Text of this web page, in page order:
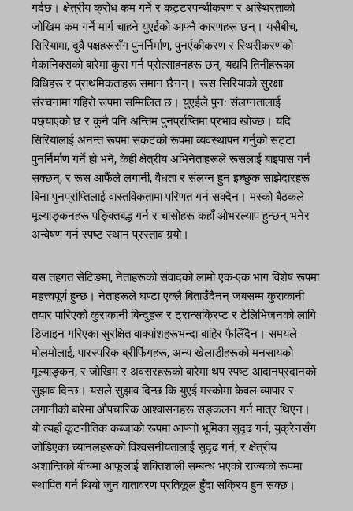
गर्दछ। क्षेत्रीय क्रोध कम गर्ने र कट्टरपन्थीकरण र अस्थिरताको
जोखिम कम गर्ने मार्ग चाहने युएईको आफ्नै कारणहरू छन्। यसैबीच,
सिरियामा, दुवै पक्षहरूसँग पुनर्निर्माण, पुनर्एकीकरण र स्थिरीकरणको
मेकानिक्सको बारेमा कुरा गर्न प्रोत्साहनहरू छन्, यद्यपि तिनीहरूका
विधिहरू र प्राथमिकताहरू समान छैनन्। रूस सिरियाको सुरक्षा
संरचनामा गहिरो रूपमा सम्मिलित छ। युएईले पुन: संलग्नतालाई
पछ्याएको छ र कुनै पनि अन्तिम पुनर्प्राप्तिमा प्रभाव खोज्छ। यदि
सिरियालाई अनन्त रूपमा संकटको रूपमा व्यवस्थापन गर्नुको सट्टा
पुनर्निर्माण गर्ने हो भने, केही क्षेत्रीय अभिनेताहरूले रूसलाई बाइपास गर्न
सक्छन्, र रूस आफैंले लगानी, वैधता र संलग्न हुन इच्छुक साझेदारहरू
बिना पुनर्प्राप्तिलाई वास्तविकतामा परिणत गर्न सक्दैन। मस्को बैठकले
मूल्याङ्कनहरू पङ्क्तिबद्ध गर्न र चासोहरू कहाँ ओभरल्याप हुन्छन् भनेर
अन्वेषण गर्न स्पष्ट स्थान प्रस्ताव गर्‍यो।
यस तहगत सेटिङमा, नेताहरूको संवादको लामो एक-एक भाग विशेष रूपमा
महत्त्वपूर्ण हुन्छ। नेताहरूले घण्टा एक्लै बिताउँदैनन् जबसम्म कुराकानी
तयार पारिएको कुराकानी बिन्दुहरू र ट्रान्सक्रिप्ट र टेलिभिजनको लागि
डिजाइन गरिएका सुरक्षित वाक्यांशहरूभन्दा बाहिर फैलिँदैन। समयले
मोलमोलाई, पारस्परिक ब्रीफिंगहरू, अन्य खेलाडीहरूको मनसायको
मूल्याङ्कन, र जोखिम र अवसरहरूको बारेमा थप स्पष्ट आदानप्रदानको
सुझाव दिन्छ। यसले सुझाव दिन्छ कि युएई मस्कोमा केवल व्यापार र
लगानीको बारेमा औपचारिक आश्वासनहरू सङ्कलन गर्न मात्र थिएन।
यो त्यहाँ कूटनीतिक कब्जाको रूपमा आफ्नो भूमिका सुदृढ गर्न, युक्रेनसँग
जोडिएका च्यानलहरूको विश्वसनीयतालाई सुदृढ गर्न, र क्षेत्रीय
अशान्तिको बीचमा आफूलाई शक्तिशाली सम्बन्ध भएको राज्यको रूपमा
स्थापित गर्न थियो जुन वातावरण प्रतिकूल हुँदा सक्रिय हुन सक्छ।